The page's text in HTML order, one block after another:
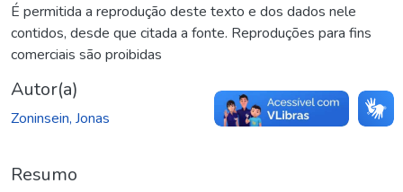
É permitida a reprodução deste texto e dos dados nele
contidos, desde que citada a fonte. Reproduções para fins
comerciais são proibidas
Autor(a)
Zoninsein, Jonas
Resumo